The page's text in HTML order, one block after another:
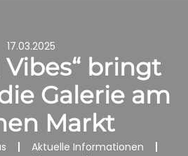
17.03.2025
Vibes“ bringt
Galerie am
Markt
Aktuelle Informationen